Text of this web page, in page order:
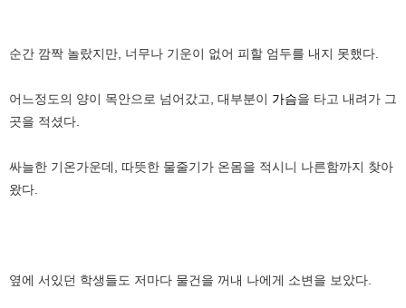
순간 깜짝 놀랐지만, 너무나 기운이 없어 피할 엄두를 내지 못했다.
어느정도의 양이 목안으로 넘어갔고, 대부분이 가슴을 타고 내려가 그
곳을 적셨다.
싸늘한 기온가운데, 따뜻한 물줄기가 온몸을 적시니 나른함까지 찾아
왔다.
옆에 서있던 학생들도 저마다 물건을 꺼내 나에게 소변을 보았다.